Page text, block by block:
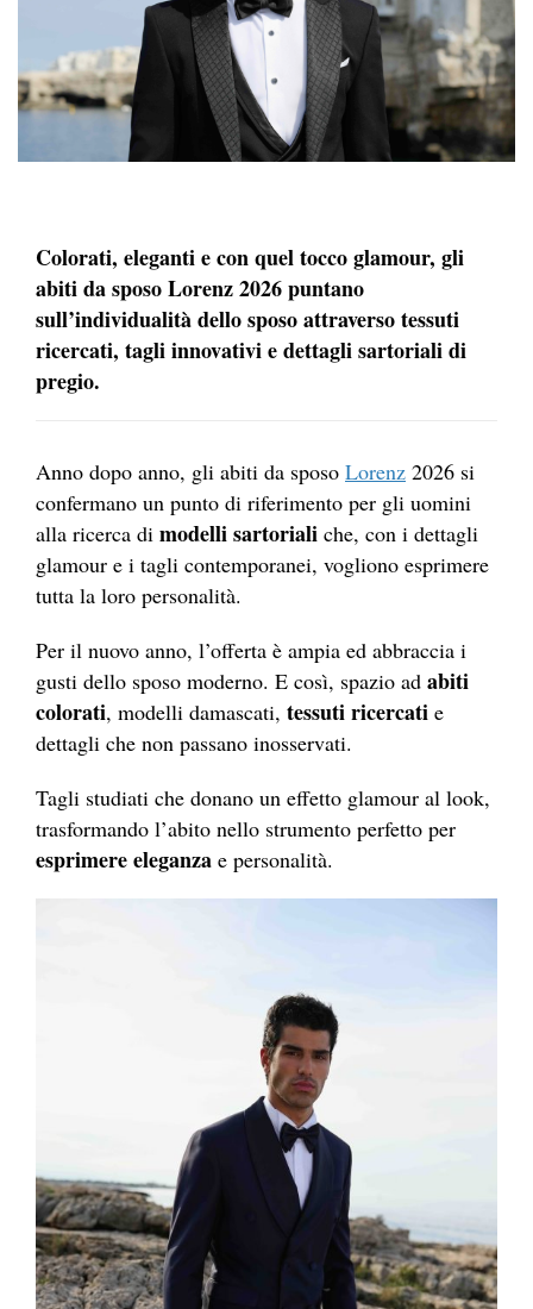
Colorati, eleganti e con quel tocco glamour, gli
abiti da sposo Lorenz 2026 puntano
sull’individualità dello sposo attraverso tessuti
ricercati, tagli innovativi e dettagli sartoriali di
pregio.
Anno dopo anno, gli abiti da sposo Lorenz 2026 si
confermano un punto di riferimento per gli uomini
alla ricerca di modelli sartoriali che, con i dettagli
glamour e i tagli contemporanei, vogliono esprimere
tutta la loro personalità.
Per il nuovo anno, l’offerta è ampia ed abbraccia i
gusti dello sposo moderno. E così, spazio ad abiti
colorati, modelli damascati, tessuti ricercati e
dettagli che non passano inosservati.
Tagli studiati che donano un effetto glamour al look,
trasformando l’abito nello strumento perfetto per
esprimere eleganza e personalità.